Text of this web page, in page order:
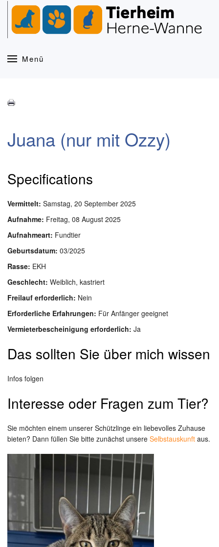
Zum Hauptinhalt springen
Menü
Juana (nur mit Ozzy)
Specifications
Vermittelt: Samstag, 20 September 2025
Aufnahme: Freitag, 08 August 2025
Aufnahmeart: Fundtier
Geburtsdatum: 03/2025
Rasse: EKH
Geschlecht: Weiblich, kastriert
Freilauf erforderlich: Nein
Erforderliche Erfahrungen: Für Anfänger geeignet
Vermieterbescheinigung erforderlich: Ja
Das sollten Sie über mich wissen
Infos folgen
Interesse oder Fragen zum Tier?
Sie möchten einem unserer Schützlinge ein liebevolles Zuhause
bieten? Dann füllen Sie bitte zunächst unsere Selbstauskunft aus.